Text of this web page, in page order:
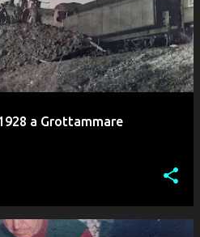
a Grottammare